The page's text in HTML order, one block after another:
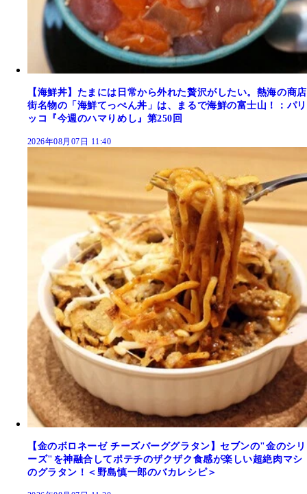
【海鮮丼】たまには日常から外れた贅沢がしたい。熱海の商店
街名物の「海鮮てっぺん丼」は、まるで海鮮の富士山！：パリ
ッコ『今週のハマりめし』第250回
2026年08月07日 11:40
【金のボロネーゼ チーズバーググラタン】セブンの"金のシリ
ーズ"を神融合してポテチのザクザク食感が楽しい超絶肉マシ
のグラタン！＜野島慎一郎のバカレシピ＞